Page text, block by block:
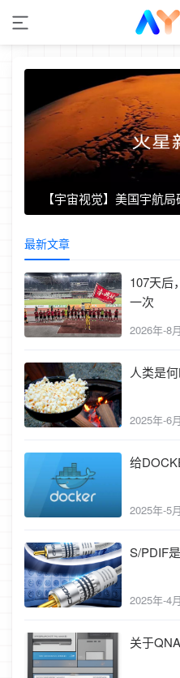
【宇宙视觉】美国宇航
最新文章
107天后
一次
2026年-8
人类是
2025年-6
给
2025年-5
S/PDIF
2025年-4
关于